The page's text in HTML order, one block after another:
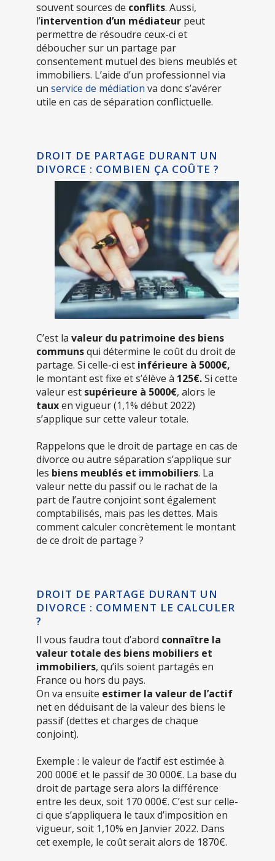
souvent sources de conflits. Aussi,
l’intervention d’un médiateur peut
permettre de résoudre ceux-ci et
déboucher sur un partage par
consentement mutuel des biens meublés et
immobiliers. L’aide d’un professionnel via
un service de médiation va donc s’avérer
utile en cas de séparation conflictuelle.
DROIT DE PARTAGE DURANT UN
DIVORCE : COMBIEN ÇA COÛTE ?
C’est la valeur du patrimoine des biens
communsqui détermine le coût du droit de
partage. Si celle-ci est inférieure à 5000€,
le montant est fixe et s’élève à 125€.Si cette
valeur est supérieure à 5000€, alors le
tauxen vigueur (1,1% début 2022)
s’applique sur cette valeur totale.
Rappelons que le droit de partage en cas de
divorce ou autre séparation s’applique sur
les biens meublés et immobiliers. La
valeur nette du passif ou le rachat de la
part de l’autre conjoint sont également
comptabilisés, mais pas les dettes. Mais
comment calculer concrètement le montant
de ce droit de partage ?
DROIT DE PARTAGE DURANT UN
DIVORCE : COMMENT LE CALCULER
?
Il vous faudra tout d’abord connaître la
valeur totale des biens mobiliers et
immobiliers, qu’ils soient partagés en
France ou hors du pays.
On va ensuite estimer la valeur de l’actif
net en déduisant de la valeur des biens le
passif (dettes et charges de chaque
conjoint).
Exemple : le valeur de l’actif est estimée à
200 000€ et le passif de 30 000€. La base du
droit de partage sera alors la différence
entre les deux, soit 170 000€. C’est sur celle-
ci que s’appliquera le taux d’imposition en
vigueur, soit 1,10% en Janvier 2022. Dans
cet exemple, le coût serait alors de 1870€.